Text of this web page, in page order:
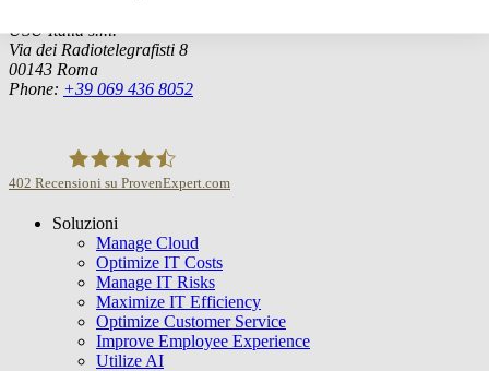
USU Italia s.r.l.
Via dei Radiotelegrafisti 8
00143 Roma
Phone: +39 069 436 8052
USU GmbH
402 Recensioni su ProvenExpert.com
Soluzioni
Manage Cloud
Optimize IT Costs
Manage IT Risks
Maximize IT Efficiency
Optimize Customer Service
Improve Employee Experience
Utilize AI